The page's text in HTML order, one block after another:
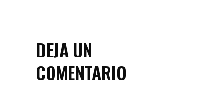
DEJA UN
COMENTARIO